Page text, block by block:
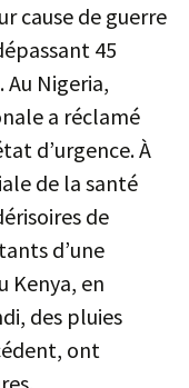
cause de guerre
45
Au Nigeria,
a réclamé
d’urgence. À
de la santé
de
d’une
Kenya, en
des pluies
ont